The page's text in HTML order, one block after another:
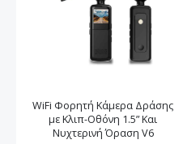
WiFi Φορητή Κάμερα Δράσης
με Κλιπ-Οθόνη 1.5” Και
Νυχτερινή Όραση V6